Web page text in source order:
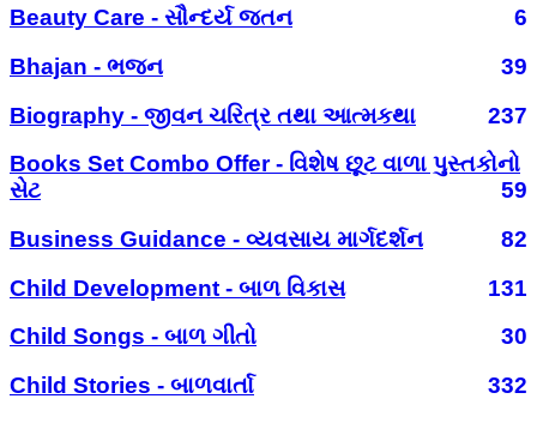
Beauty Care - સૌન્દર્ય જતન
6
Bhajan - ભજન
39
Biography - જીવન ચરિત્ર તથા આત્મકથા
237
Books Set Combo Offer - વિશેષ છૂટ વાળા પુસ્તકોનો
સેટ
59
Business Guidance - વ્યવસાય માર્ગદર્શન
82
Child Development - બાળ વિકાસ
131
Child Songs - બાળ ગીતો
30
Child Stories - બાળવાર્તા
332